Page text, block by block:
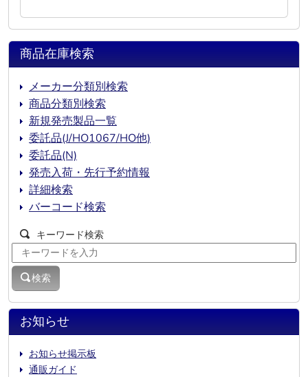
お知らせ
お知らせ掲示板
通販ガイド
商品在庫検索
メーカー分類別検索
商品分類別検索
新規発売製品一覧
委託品(J/HO1067/HO他)
委託品(N)
発売入荷・先行予約情報
詳細検索
バーコード検索
キーワード検索
検索